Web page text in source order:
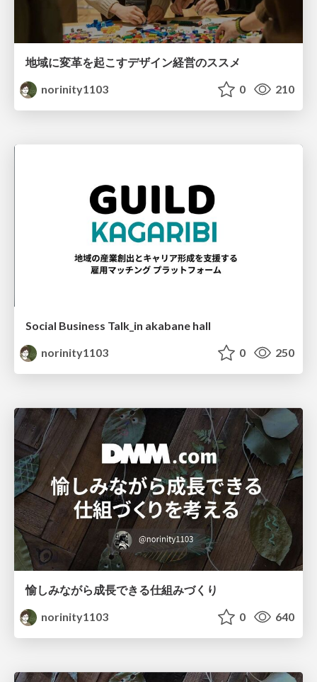
地域に変革を起こすデザイン経営のススメ
norinity1103
0 210
Social Business Talk_in akabane hall
norinity1103
0 250
愉しみながら成長できる仕組みづくり
norinity1103
0 640